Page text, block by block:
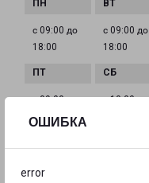
ОШИБКА
error
с 09:00 до
18:00
с 09:00 до
18:00
с 09:00 до
18:00
с 10:00 до
ЛАБИНСК